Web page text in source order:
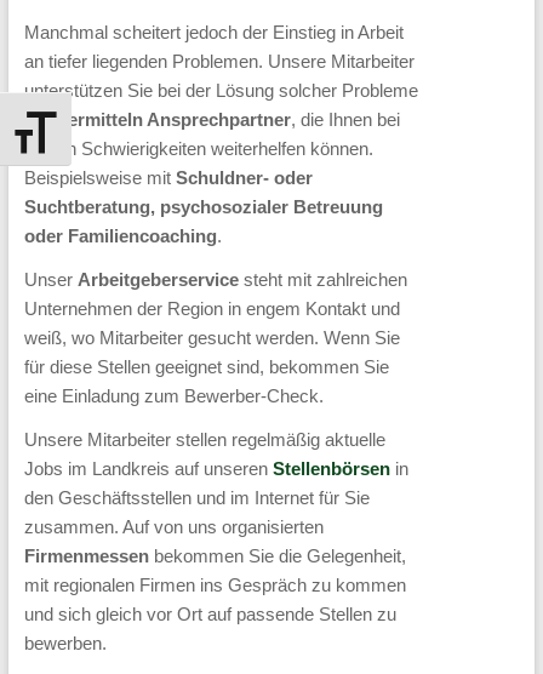
Schrift vergrößern
Jobcenter
betreuen
wir
rund
2/3
aller
Menschen
im
Landkreis
Harz.
Mit
Grundsicherung,
und
Förderung
unterstützen
Manchmal scheitert jedoch der Einstieg in Arbeit
an tiefer liegenden Problemen. Unsere Mitarbeiter
unterstützen Sie bei der Lösung solcher Probleme
und vermitteln Ansprechpartner, die Ihnen bei
diesen Schwierigkeiten weiterhelfen können.
Beispielsweise mit Schuldner- oder
Suchtberatung, psychosozialer Betreuung
oder Familiencoaching.
Unser Arbeitgeberservicesteht mit zahlreichen
Unternehmen der Region in engem Kontakt und
weiß, wo Mitarbeiter gesucht werden. Wenn Sie
für diese Stellen geeignet sind, bekommen Sie
eine Einladung zum Bewerber-Check.
Unsere Mitarbeiter stellen regelmäßig aktuelle
Jobs im Landkreis auf unseren Stellenbörsen in
den Geschäftsstellen und im Internet für Sie
zusammen. Auf von uns organisierten
Firmenmessenbekommen Sie die Gelegenheit,
mit regionalen Firmen ins Gespräch zu kommen
und sich gleich vor Ort auf passende Stellen zu
bewerben.